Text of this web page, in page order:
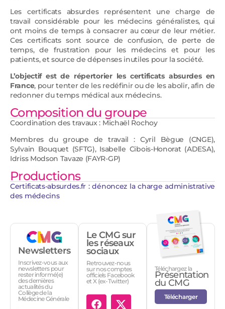
Les certificats absurdes représentent une charge de
travail considérable pour les médecins généralistes, qui
ont moins de temps à consacrer au cœur de leur métier.
Ces certificats sont source de confusion, de perte de
temps, de frustration pour les médecins et pour les
patients, et source de dépenses inutiles pour la société.
L’objectif est de répertorier les certificats absurdes en
France, pour tenter de les redéfinir ou de les abolir, afin de
redonner du temps médical aux médecins.
Composition du groupe
Coordination des travaux : Michaël Rochoy
Membres du groupe de travail : Cyril Bègue (CNGE),
Sylvain Bouquet (SFTG), Isabelle Cibois-Honorat (ADESA),
Idriss Modson Tavaze (FAYR-GP)
Productions
Certificats-absurdes.fr : dénoncez la charge administrative
des médecins
Newsletters
Inscrivez-vous aux
newsletters pour
rester informé(e)
des dernières
actualités du
Collège de la
Médecine Générale
Le CMG sur
les réseaux
sociaux
Retrouvez-nous
sur nos comptes
officiels Facebook
et X (ex-Twitter)
Téléchargez la
Présentation
du CMG
Télécharger